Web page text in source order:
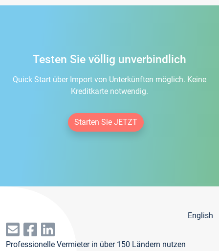
Testen Sie völlig unverbindlich
Quick Start über Import von Unterkünften möglich. Keine
Kreditkarte notwendig.
Starten Sie JETZT
English
Professionelle Vermieter in über 150 Ländern nutzen